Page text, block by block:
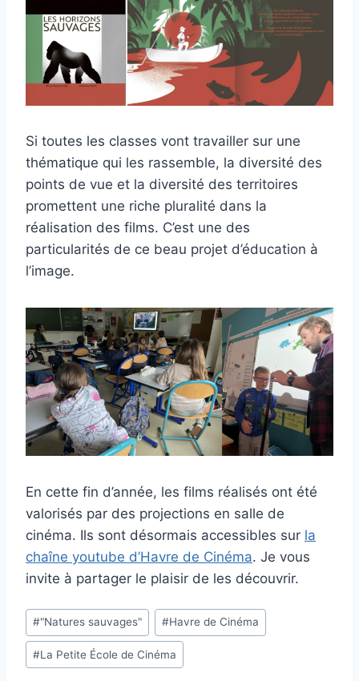
Si toutes les classes vont travailler sur une
thématique qui les rassemble, la diversité des
points de vue et la diversité des territoires
promettent une riche pluralité dans la
réalisation des films. C’est une des
particularités de ce beau projet d’éducation à
l’image.
En cette fin d’année, les films réalisés ont été
valorisés par des projections en salle de
cinéma. Ils sont désormais accessibles sur la
chaîne youtube d’Havre de Cinéma. Je vous
invite à partager le plaisir de les découvrir.
Étiquettes
de
la
#"Natures sauvages" #Havre de Cinéma
#La Petite École de Cinéma